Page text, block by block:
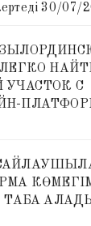
30/07/
УЧАСТОК С
ТАБА